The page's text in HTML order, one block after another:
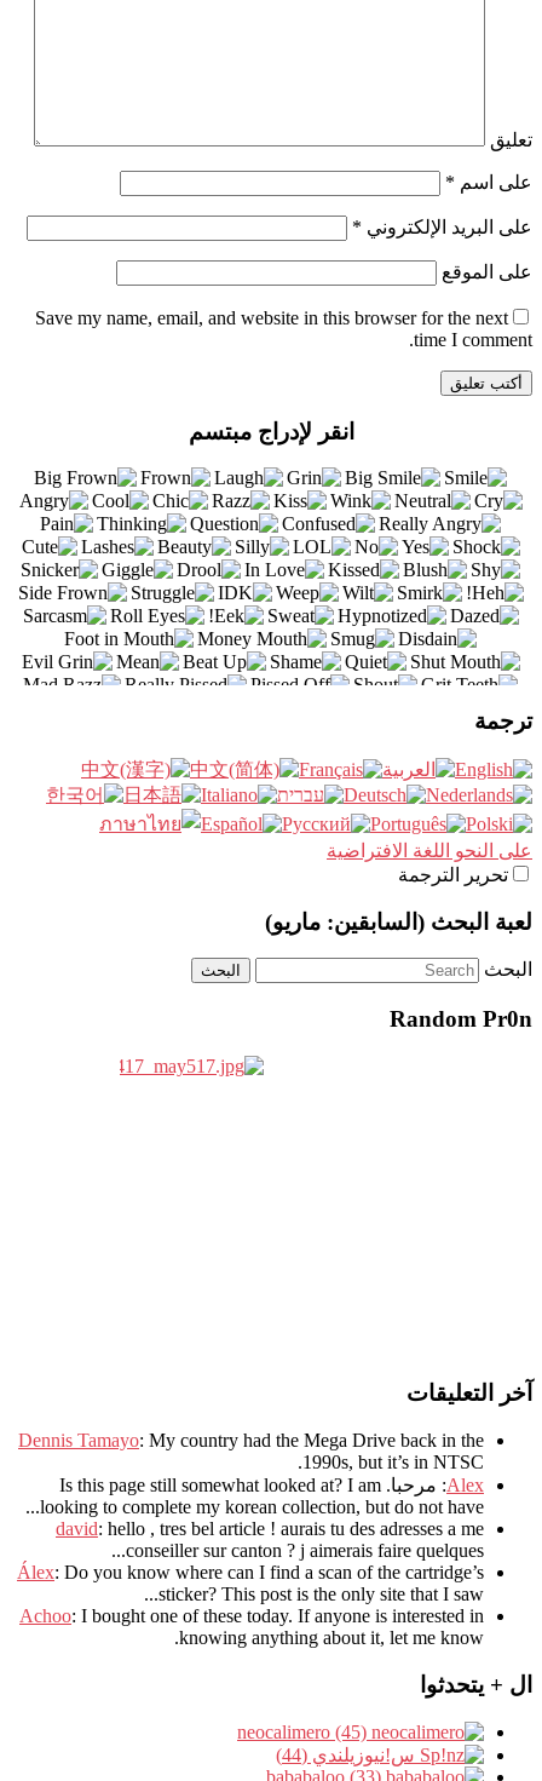
تعليق
على اسم *
على البريد الإلكتروني *
على الموقع
Save my name, email, and website in this browser for the next
time I comment.
انقر لإدراج مبتسم
ترجمة
على النحو اللغة الافتراضية
تحرير الترجمة
لعبة البحث (السابقين: ماريو)
البحث
Random Pr0n
آخر التعليقات
Dennis Tamayo: My country had the Mega Drive back in the
1990s, but it’s in NTSC
.
Alex: مرحبا. Is this page still somewhat looked at? I am
looking to complete my korean collection, but do not have..
.
david: hello , tres bel article ! aurais tu des adresses a me
conseiller sur canton ? j aimerais faire quelques..
.
Álex: Do you know where can I find a scan of the cartridge’s
sticker? This post is the only site that I saw...
Achoo: I bought one of these today. If anyone is interested in
knowing anything about it, let me know.
ال + يتحدثوا
س!نيوزيلندي (44)